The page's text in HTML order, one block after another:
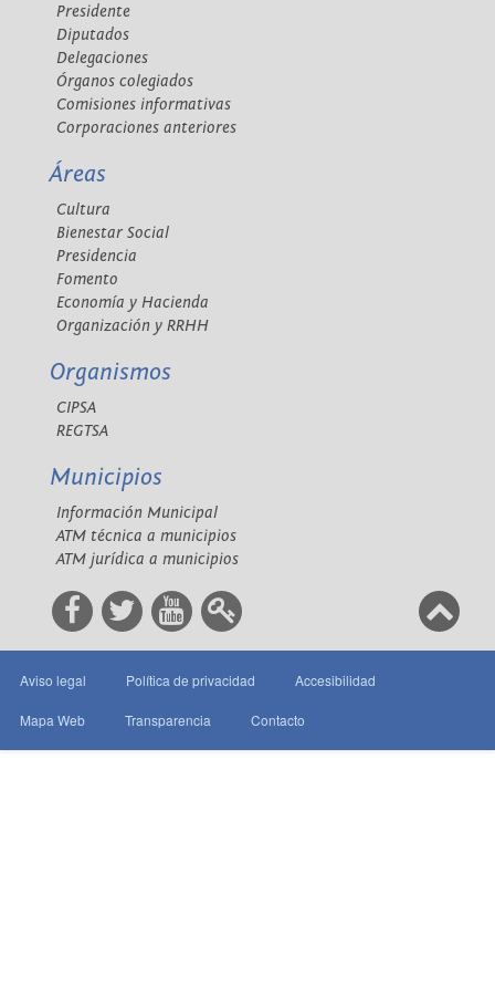
Presidente
Diputados
Delegaciones
Órganos colegiados
Comisiones informativas
Corporaciones anteriores
Áreas
Cultura
Bienestar Social
Presidencia
Fomento
Economía y Hacienda
Organización y RRHH
Organismos
CIPSA
REGTSA
Municipios
Información Municipal
ATM técnica a municipios
ATM jurídica a municipios
Aviso legal Política de privacidad Accesibilidad
Mapa Web Transparencia Contacto